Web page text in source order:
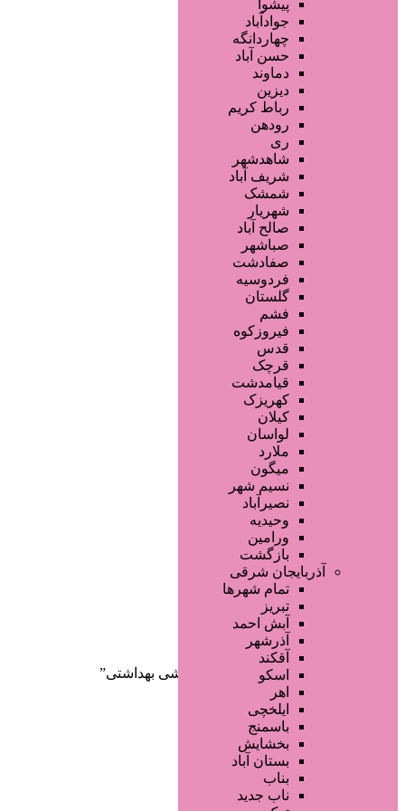
فروشگاه ها
محصولات آرایشی
تجهیزات سالن زیبایی
محصولات پوست
محصولات مو
سایر خدمات
پیشوا
جوادآباد
چهاردانگه
حسن آباد
دماوند
دیزین
رباط کریم
رودهن
ری
شاهدشهر
شریف آباد
شمشک
شهریار
صالح آباد
صباشهر
صفادشت
فردوسیه
گلستان
فشم
فیروزکوه
قدس
قرچک
قیامدشت
کهریزک
کیلان
لواسان
ملارد
میگون
نسیم شهر
نصیرآباد
وحیدیه
ورامین
بازگشت
آذربایجان شرقی
تمام شهر‌ها
تبریز
آبش احمد
آذرشهر
آقکند
اسکو
اهر
ایلخچی
باسمنج
بخشایش
بستان آباد
بناب
ناب جدید
صفحه اصلی
آگهی انبوه
طراحی سایت
صفحه اختصاصی
لیست سایتهای تبلیغاتی
دسته‌بندی‌ها
/ محصولات برچسب خورده “آرایشی بهداشتی”